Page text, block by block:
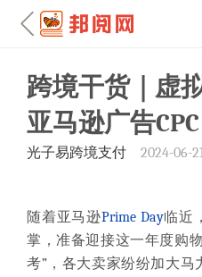
跨境干货｜虚
亚马逊广告CPC
光子易跨境支付 2024-06-
随着亚马逊Prime Day临近
掌，准备迎接这一年度购
考”，各大卖家纷纷加大